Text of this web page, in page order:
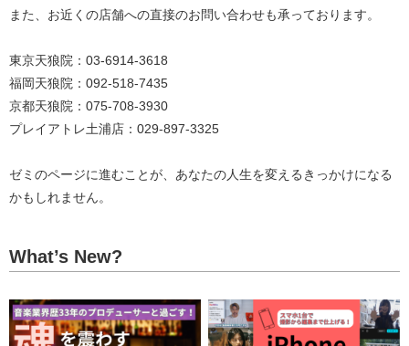
また、お近くの店舗への直接のお問い合わせも承っております。
東京天狼院：03-6914-3618
福岡天狼院：092-518-7435
京都天狼院：075-708-3930
プレイアトレ土浦店：029-897-3325
ゼミのページに進むことが、あなたの人生を変えるきっかけになる
かもしれません。
What’s New?